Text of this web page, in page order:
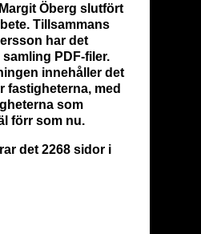
Öberg slutfört
Tillsammans
har det
PDF-filer.
innehåller det
fastigheterna, med
som
förr som nu.
det 2268 sidor i